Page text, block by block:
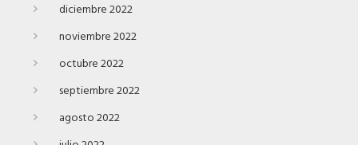
diciembre 2022
noviembre 2022
octubre 2022
septiembre 2022
agosto 2022